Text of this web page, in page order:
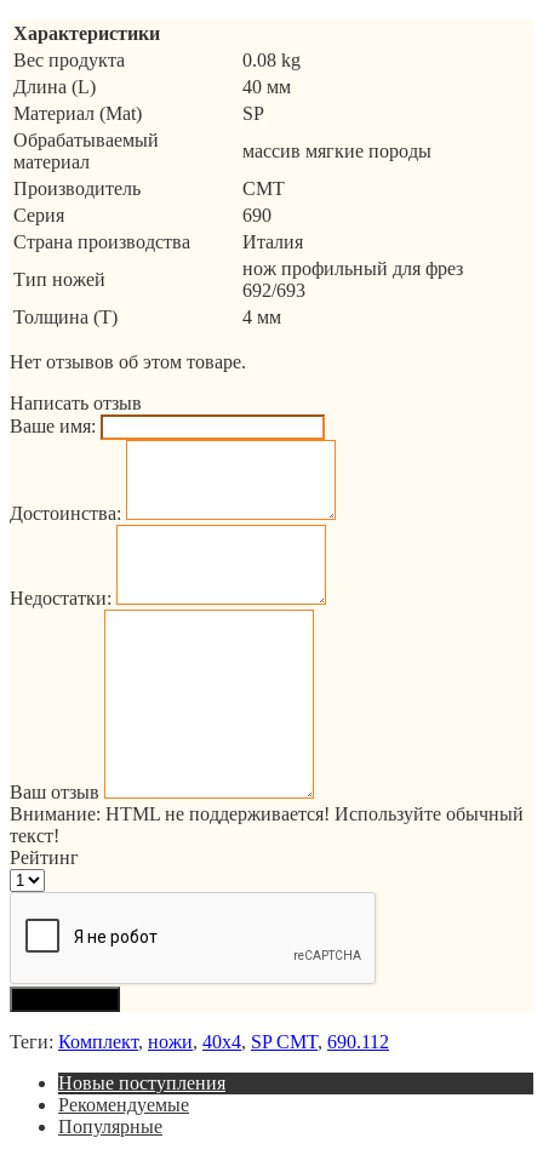
Характеристики
Вес продукта
0.08 kg
Длина (L)
40 мм
Материал (Mat)
SP
Обрабатываемый
материал
массив мягкие породы
Производитель
CMT
Серия
690
Страна производства
Италия
Тип ножей
нож профильный для фрез
692/693
Толщина (T)
4 мм
Нет отзывов об этом товаре.
Написать отзыв
Ваше имя:
Достоинства:
Недостатки:
Ваш отзыв
Внимание: HTML не поддерживается! Используйте обычный
текст!
Рейтинг
Теги: Комплект, ножи, 40x4, SP CMT, 690.112
Новые поступления
Рекомендуемые
Популярные